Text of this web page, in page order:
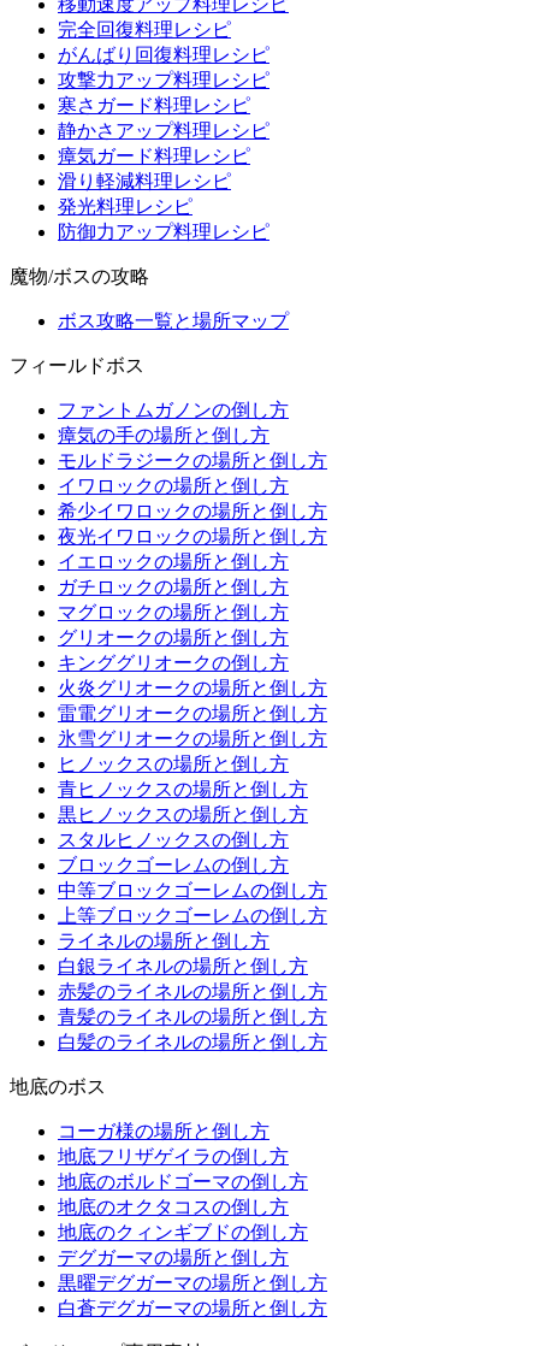
移動速度アップ料理レシピ
完全回復料理レシピ
がんばり回復料理レシピ
攻撃力アップ料理レシピ
寒さガード料理レシピ
静かさアップ料理レシピ
瘴気ガード料理レシピ
滑り軽減料理レシピ
発光料理レシピ
防御力アップ料理レシピ
魔物/ボスの攻略
ボス攻略一覧と場所マップ
フィールドボス
ファントムガノンの倒し方
瘴気の手の場所と倒し方
モルドラジークの場所と倒し方
イワロックの場所と倒し方
希少イワロックの場所と倒し方
夜光イワロックの場所と倒し方
イエロックの場所と倒し方
ガチロックの場所と倒し方
マグロックの場所と倒し方
グリオークの場所と倒し方
キンググリオークの倒し方
火炎グリオークの場所と倒し方
雷電グリオークの場所と倒し方
氷雪グリオークの場所と倒し方
ヒノックスの場所と倒し方
青ヒノックスの場所と倒し方
黒ヒノックスの場所と倒し方
スタルヒノックスの倒し方
ブロックゴーレムの倒し方
中等ブロックゴーレムの倒し方
上等ブロックゴーレムの倒し方
ライネルの場所と倒し方
白銀ライネルの場所と倒し方
赤髪のライネルの場所と倒し方
青髪のライネルの場所と倒し方
白髪のライネルの場所と倒し方
地底のボス
コーガ様の場所と倒し方
地底フリザゲイラの倒し方
地底のボルドゴーマの倒し方
地底のオクタコスの倒し方
地底のクィンギブドの倒し方
デグガーマの場所と倒し方
黒曜デグガーマの場所と倒し方
白蒼デグガーマの場所と倒し方